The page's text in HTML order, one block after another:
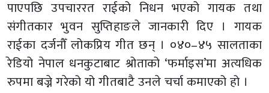
पाएपछि उपचाररत राईको निधन भएको गायक तथा
संगीतकार भुवन सुप्तिहाङले जानकारी दिए । गायक
राईका दर्जनौँ लोकप्रिय गीत छन् । ०४०–४५ सालताका
रेडियो नेपाल धनकुटाबाट श्रोताको ‘फर्माइस’मा अत्यधिक
रुपमा बज्ने गरेको यो गीतबाटै उनले चर्चा कमाएको हो ।